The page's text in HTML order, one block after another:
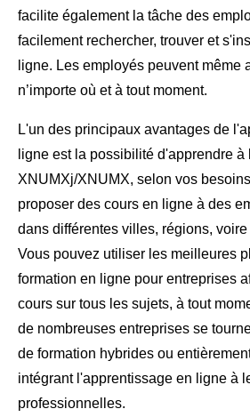
facilite également la tâche des
facilement rechercher, trouver et
ligne. Les employés peuvent même
n’importe où et à tout moment.
L'un des principaux avantages de
ligne est la possibilité d'apprendre
XNUMXj/XNUMX, selon vos
proposer des cours en ligne à des
dans différentes villes, régions,
Vous pouvez utiliser les meilleures
formation en ligne pour entreprises
cours sur tous les sujets, à tout
de nombreuses entreprises se
de formation hybrides ou
intégrant l'apprentissage en ligne à
professionnelles.